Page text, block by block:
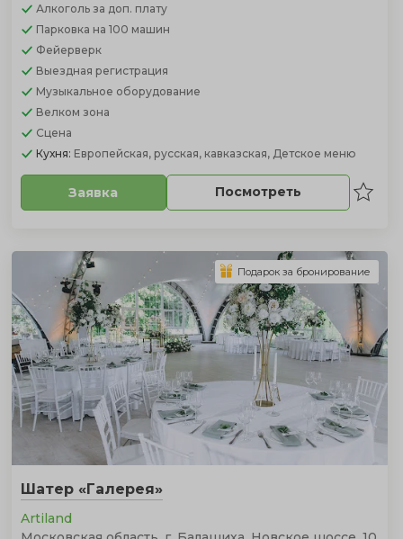
Алкоголь за доп. плату
Парковка на 100 машин
Фейерверк
Выездная регистрация
Музыкальное оборудование
Велком зона
Сцена
Кухня: Европейская, русская, кавказская, Детское меню
Заявка Посмотреть
Шатер «Галерея»
Artiland
Подарок за бронирование